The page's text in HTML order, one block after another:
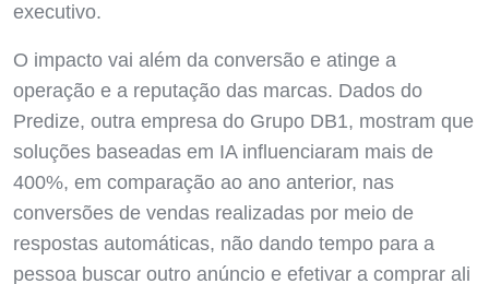
executivo.
O impacto vai além da conversão e atinge a
operação e a reputação das marcas. Dados do
Predize, outra empresa do Grupo DB1, mostram que
soluções baseadas em IA influenciaram mais de
400%, em comparação ao ano anterior, nas
conversões de vendas realizadas por meio de
respostas automáticas, não dando tempo para a
pessoa buscar outro anúncio e efetivar a comprar ali